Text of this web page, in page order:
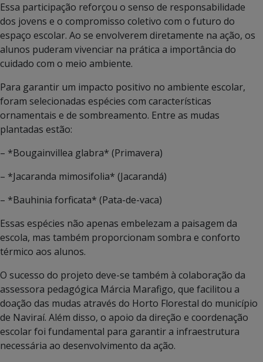
Essa participação reforçou o senso de responsabilidade
dos jovens e o compromisso coletivo com o futuro do
espaço escolar. Ao se envolverem diretamente na ação, os
alunos puderam vivenciar na prática a importância do
cuidado com o meio ambiente.
Para garantir um impacto positivo no ambiente escolar,
foram selecionadas espécies com características
ornamentais e de sombreamento. Entre as mudas
plantadas estão:
– *Bougainvillea glabra* (Primavera)
– *Jacaranda mimosifolia* (Jacarandá)
– *Bauhinia forficata* (Pata-de-vaca)
Essas espécies não apenas embelezam a paisagem da
escola, mas também proporcionam sombra e conforto
térmico aos alunos.
O sucesso do projeto deve-se também à colaboração da
assessora pedagógica Márcia Marafigo, que facilitou a
doação das mudas através do Horto Florestal do município
de Naviraí. Além disso, o apoio da direção e coordenação
escolar foi fundamental para garantir a infraestrutura
necessária ao desenvolvimento da ação.